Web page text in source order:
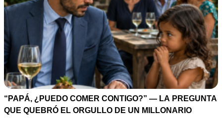
“PAPÁ, ¿PUEDO COMER CONTIGO?” — LA PREGUNTA
QUE QUEBRÓ EL ORGULLO DE UN MILLONARIO